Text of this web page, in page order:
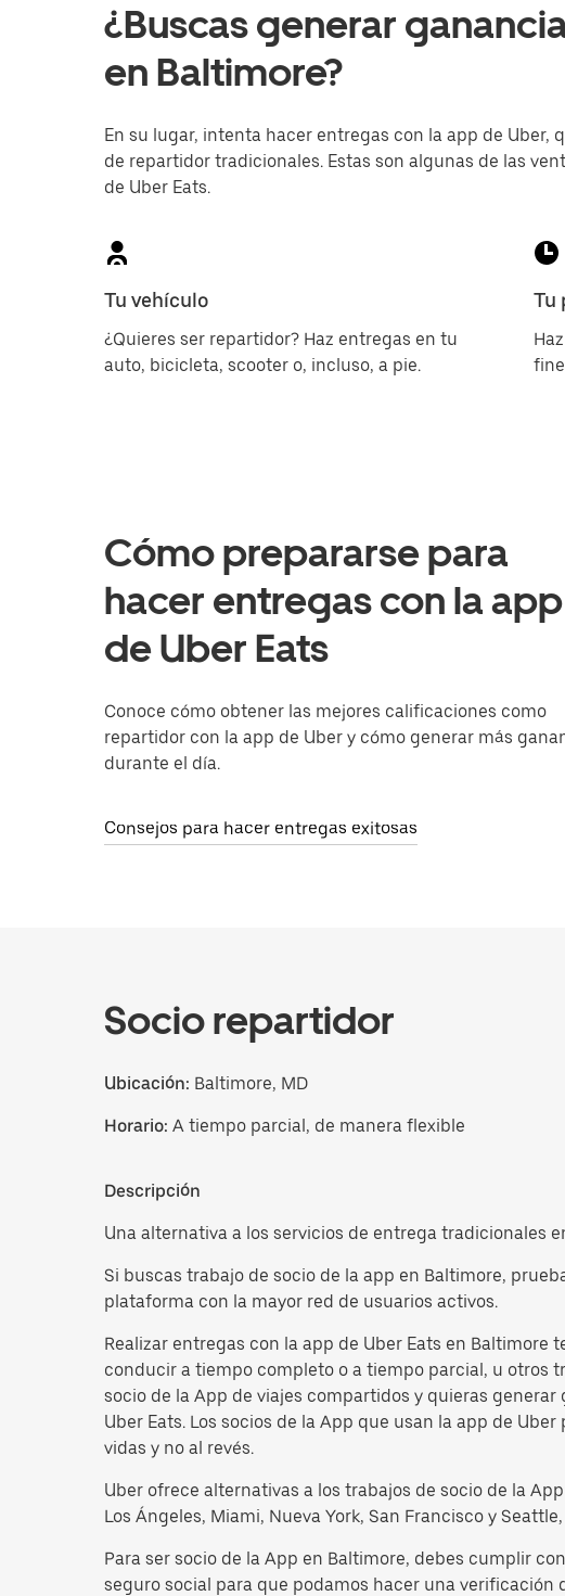
¿Buscas generar
en Baltimore?
En su lugar, intenta hacer entregas con la app de Uber,
de repartidor tradicionales. Estas son algunas de las
de Uber Eats.
Tu vehículo
¿Quieres ser repartidor? Haz entregas en tu
auto, bicicleta, scooter o, incluso, a pie.
Tu
Cómo prepararse para
hacer entregas con la app
de Uber Eats
Conoce cómo obtener las mejores calificaciones como
repartidor con la app de Uber y cómo generar más
durante el día.
Consejos para hacer entregas exitosas
Socio repartidor
Ubicación: Baltimore, MD
Horario: A tiempo parcial, de manera flexible
Descripción
Una alternativa a los servicios de entrega tradicionales
Si buscas trabajo de socio de la app en Baltimore,
plataforma con la mayor red de usuarios activos.
Realizar entregas con la app de Uber Eats en
conducir a tiempo completo o a tiempo parcial, u otros
socio de la App de viajes compartidos y quieras
Uber Eats. Los socios de la App que usan la app de
vidas y no al revés.
Uber ofrece alternativas a los trabajos de socio de la
Los Ángeles, Miami, Nueva York, San Francisco y
Para ser socio de la App en Baltimore, debes cumplir
seguro social para que podamos hacer una verificación